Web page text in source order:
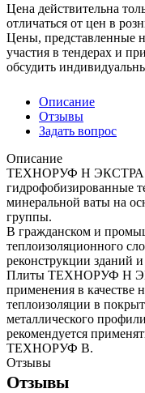
Цена действительна
отличаться от цен в
Цены, представленные
участия в тендерах и
обсудить
Описание
Отзывы
Задать вопрос
Описание
ТЕХНОРУФ Н ЭКСТРА –
гидрофобизированные
минеральной ваты на
группы.
В гражданском и
теплоизоляционного
реконструкции зданий
Плиты ТЕХНОРУФ Н
применения в качестве
теплоизоляции в
металлического
рекомендуется
ТЕХНОРУФ В.
Отзывы
Отзывы